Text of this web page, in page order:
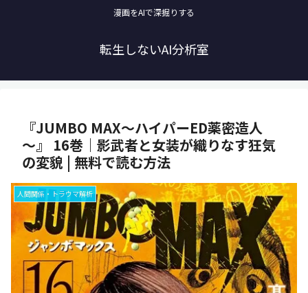
漫画をAIで深掘りする
転生しないAI分析室
『JUMBO MAX～ハイパーED薬密造人
～』 16巻｜影武者と女装が織りなす狂気
の変貌 | 無料で読む方法
人間関係・トラウマ解析